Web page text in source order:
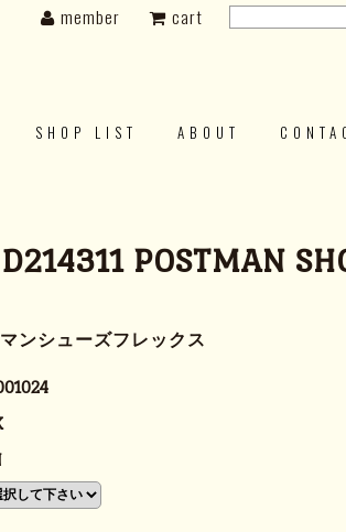
SHOP LIST ABOUT
member cart
POSTMAN
ンシューズフレックス